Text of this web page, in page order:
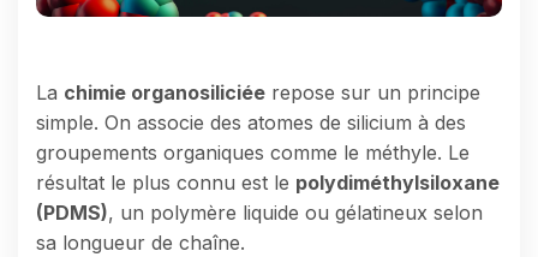
La chimie organosiliciée repose sur un principe
simple. On associe des atomes de silicium à des
groupements organiques comme le méthyle. Le
résultat le plus connu est le polydiméthylsiloxane
(PDMS), un polymère liquide ou gélatineux selon
sa longueur de chaîne.